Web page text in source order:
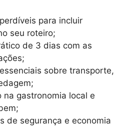
para incluir
seu roteiro;
de 3 dias com as
sobre transporte,
na gastronomia local e
de segurança e economia